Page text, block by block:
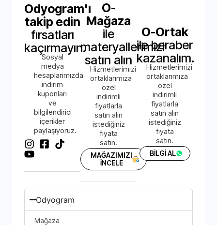
Odyogram'ı
takip edin
fırsatları
kaçırmayın.
Sosyal
medya
hesaplarımızda
indirim
kuponları
ve
bilgilendirici
içerikler
paylaşıyoruz.
O-
Mağaza
ile
materyallerimizi
satın alın
Hizmetlerimizi
ortaklarımıza
özel
indirimli
fiyatlarla
satın alın
istediğiniz
fiyata
satın.
MAĞAZIMIZI
İNCELE
O-Ortak
ile beraber
kazanalım.
Hizmetlerimizi
ortaklarımıza
özel
indirimli
fiyatlarla
satın alın
istediğiniz
fiyata
satın.
BİLGİ AL
Odyogram
Mağaza